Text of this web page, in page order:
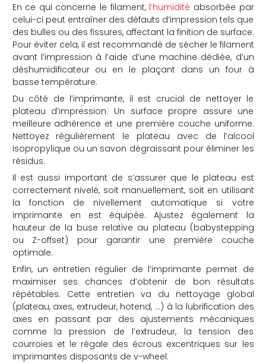
En ce qui concerne le filament, l’humidité absorbée par
celui-ci peut entraîner des défauts d’impression tels que
des bulles ou des fissures, affectant la finition de surface.
Pour éviter cela, il est recommandé de sécher le filament
avant l’impression à l’aide d’une machine dédiée, d’un
déshumidificateur ou en le plaçant dans un four à
basse température.
Du côté de l’imprimante, il est crucial de nettoyer le
plateau d’impression. Un surface propre assure une
meilleure adhérence et une première couche uniforme.
Nettoyez régulièrement le plateau avec de l’alcool
isopropylique ou un savon dégraissant pour éliminer les
résidus.
Il est aussi important de s’assurer que le plateau est
correctement nivelé, soit manuellement, soit en utilisant
la fonction de nivellement automatique si votre
imprimante en est équipée. Ajustez également la
hauteur de la buse relative au plateau (babystepping
ou Z-offset) pour garantir une première couche
optimale.
Enfin, un entretien régulier de l’imprimante permet de
maximiser ses chances d’obtenir de bon résultats
répétables. Cette entretien va du nettoyage global
(plateau, axes, extrudeur, hotend, …) à la lubrification des
axes en passant par des ajustements mécaniques
comme la pression de l’extrudeur, la tension des
courroies et le régale des écrous excentriques sur les
imprimantes disposants de v-wheel.